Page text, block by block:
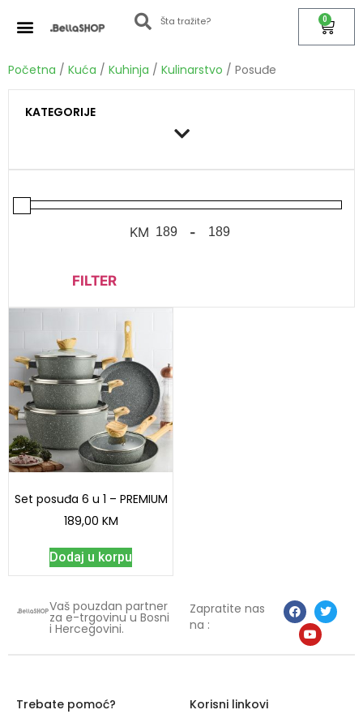
0
Početna / Kuća / Kuhinja / Kulinarstvo / Posuđe
KATEGORIJE
KM -
FILTER
Set posuđa 6 u 1 – PREMIUM
189,00 KM
Dodaj u korpu
Vaš pouzdan partner
za e-trgovinu u Bosni
i Hercegovini.
Zapratite nas
na :
Trebate pomoć?
Korisni linkovi